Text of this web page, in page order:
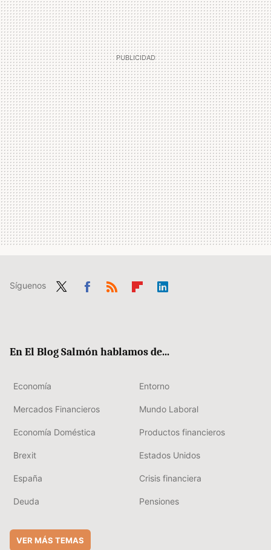
Síguenos
En El Blog Salmón hablamos de...
Economía Entorno
Mercados Financieros Mundo Laboral
Economía Doméstica Productos financieros
Brexit Estados Unidos
España Crisis financiera
Deuda Pensiones
VER MÁS TEMAS